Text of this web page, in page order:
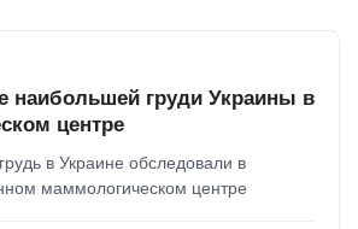
наибольшей груди Украины в
центре
в Украине обследовали в
маммологическом центре